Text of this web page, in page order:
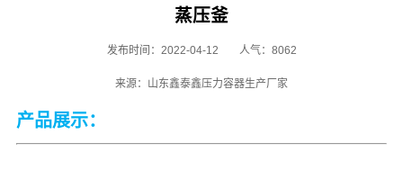
蒸压釜
发布时间：2022-04-12 人气：8062
来源：山东鑫泰鑫压力容器生产厂家
产品展示：